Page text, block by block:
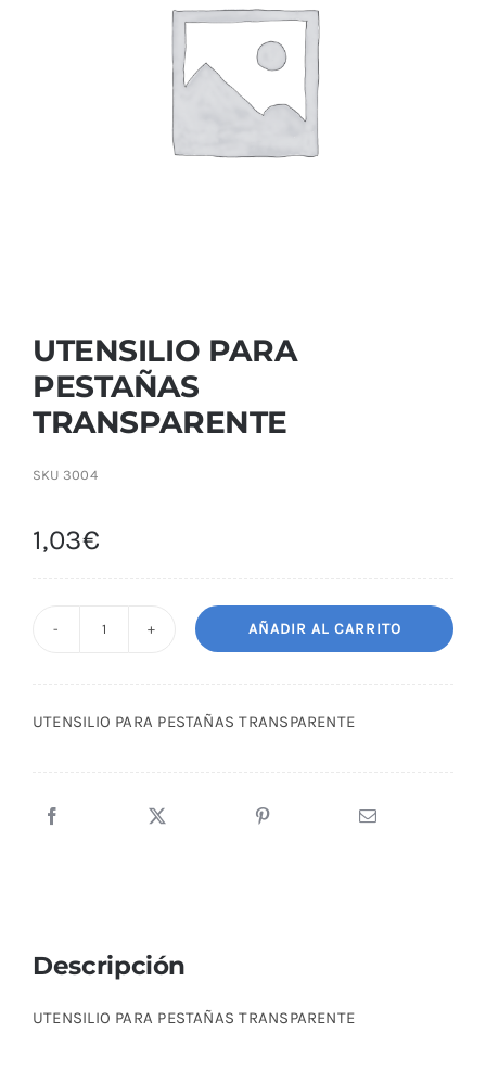
UTENSILIO PARA
PESTAÑAS
TRANSPARENTE
SKU 3004
1,03€
TRANSPARENTE
AÑADIR AL CARRITO
UTENSILIO PARA PESTAÑAS TRANSPARENTE
Descripción
UTENSILIO PARA PESTAÑAS TRANSPARENTE